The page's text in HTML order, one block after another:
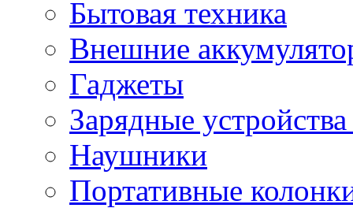
Бытовая техника
Внешние
Гаджеты
Зарядные
Наушники
Портативные